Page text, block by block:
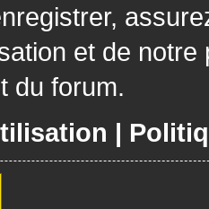
et de
du forum.
|